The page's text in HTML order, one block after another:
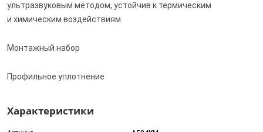
ультразвуковым методом, устойчив к термическим
и химическим воздействиям
Монтажный набор
Профильное уплотнение
Характеристики